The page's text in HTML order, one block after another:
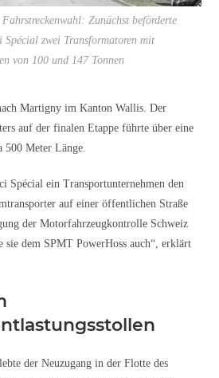
Zunächst beförderte
zwei Transformatoren mit
von 100 und 147 Tonnen
Martigny im Kanton Wallis. Der
auf der finalen Etappe führte über eine
Meter Länge.
Spécial ein Transportunternehmen den
auf einer öffentlichen Straße
der Motorfahrzeugkontrolle Schweiz
dem SPMT PowerHoss auch“, erklärt
der Neuzugang in der Flotte des